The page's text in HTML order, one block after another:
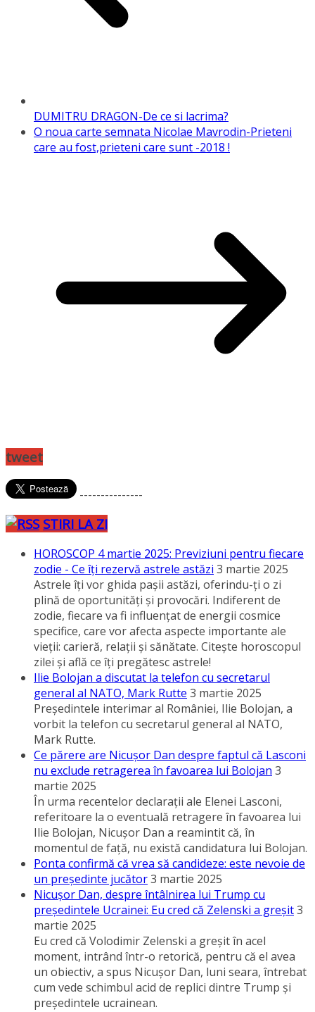
DUMITRU DRAGON-De ce si lacrima?
O noua carte semnata Nicolae Mavrodin-Prieteni
care au fost,prieteni care sunt -2018 !
tweet
---------------
STIRI LA ZI
HOROSCOP 4 martie 2025: Previziuni pentru fiecare
zodie - Ce îţi rezervă astrele astăzi 3 martie 2025
Astrele îţi vor ghida paşii astăzi, oferindu-ţi o zi
plină de oportunităţi şi provocări. Indiferent de
zodie, fiecare va fi influenţat de energii cosmice
specifice, care vor afecta aspecte importante ale
vieţii: carieră, relaţii şi sănătate. Citeşte horoscopul
zilei şi află ce îţi pregătesc astrele!
Ilie Bolojan a discutat la telefon cu secretarul
general al NATO, Mark Rutte 3 martie 2025
Preşedintele interimar al României, Ilie Bolojan, a
vorbit la telefon cu secretarul general al NATO,
Mark Rutte.
Ce părere are Nicuşor Dan despre faptul că Lasconi
nu exclude retragerea în favoarea lui Bolojan 3
martie 2025
În urma recentelor declaraţii ale Elenei Lasconi,
referitoare la o eventuală retragere în favoarea lui
Ilie Bolojan, Nicuşor Dan a reamintit că, în
momentul de faţă, nu există candidatura lui Bolojan.
Ponta confirmă că vrea să candideze: este nevoie de
un preşedinte jucător3 martie 2025
Nicuşor Dan, despre întâlnirea lui Trump cu
preşedintele Ucrainei: Eu cred că Zelenski a greşit3
martie 2025
Eu cred că Volodimir Zelenski a greşit în acel
moment, intrând într-o retorică, pentru că el avea
un obiectiv, a spus Nicuşor Dan, luni seara, întrebat
cum vede schimbul acid de replici dintre Trump şi
preşedintele ucrainean.